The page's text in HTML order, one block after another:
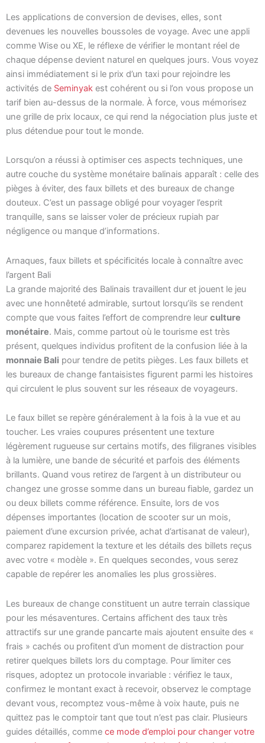
Les applications de conversion de devises, elles, sont
devenues les nouvelles boussoles de voyage. Avec une appli
comme Wise ou XE, le réflexe de vérifier le montant réel de
chaque dépense devient naturel en quelques jours. Vous voyez
ainsi immédiatement si le prix d’un taxi pour rejoindre les
activités de Seminyak est cohérent ou si l’on vous propose un
tarif bien au-dessus de la normale. À force, vous mémorisez
une grille de prix locaux, ce qui rend la négociation plus juste et
plus détendue pour tout le monde.
Lorsqu’on a réussi à optimiser ces aspects techniques, une
autre couche du système monétaire balinais apparaît : celle des
pièges à éviter, des faux billets et des bureaux de change
douteux. C’est un passage obligé pour voyager l’esprit
tranquille, sans se laisser voler de précieux rupiah par
négligence ou manque d’informations.
Arnaques, faux billets et spécificités locale à connaître avec
l’argent Bali
La grande majorité des Balinais travaillent dur et jouent le jeu
avec une honnêteté admirable, surtout lorsqu’ils se rendent
compte que vous faites l’effort de comprendre leur culture
monétaire. Mais, comme partout où le tourisme est très
présent, quelques individus profitent de la confusion liée à la
monnaie Bali pour tendre de petits pièges. Les faux billets et
les bureaux de change fantaisistes figurent parmi les histoires
qui circulent le plus souvent sur les réseaux de voyageurs.
Le faux billet se repère généralement à la fois à la vue et au
toucher. Les vraies coupures présentent une texture
légèrement rugueuse sur certains motifs, des filigranes visibles
à la lumière, une bande de sécurité et parfois des éléments
brillants. Quand vous retirez de l’argent à un distributeur ou
changez une grosse somme dans un bureau fiable, gardez un
ou deux billets comme référence. Ensuite, lors de vos
dépenses importantes (location de scooter sur un mois,
paiement d’une excursion privée, achat d’artisanat de valeur),
comparez rapidement la texture et les détails des billets reçus
avec votre « modèle ». En quelques secondes, vous serez
capable de repérer les anomalies les plus grossières.
Les bureaux de change constituent un autre terrain classique
pour les mésaventures. Certains affichent des taux très
attractifs sur une grande pancarte mais ajoutent ensuite des «
frais » cachés ou profitent d’un moment de distraction pour
retirer quelques billets lors du comptage. Pour limiter ces
risques, adoptez un protocole invariable : vérifiez le taux,
confirmez le montant exact à recevoir, observez le comptage
devant vous, recomptez vous-même à voix haute, puis ne
quittez pas le comptoir tant que tout n’est pas clair. Plusieurs
guides détaillés, comme ce mode d’emploi pour changer votre